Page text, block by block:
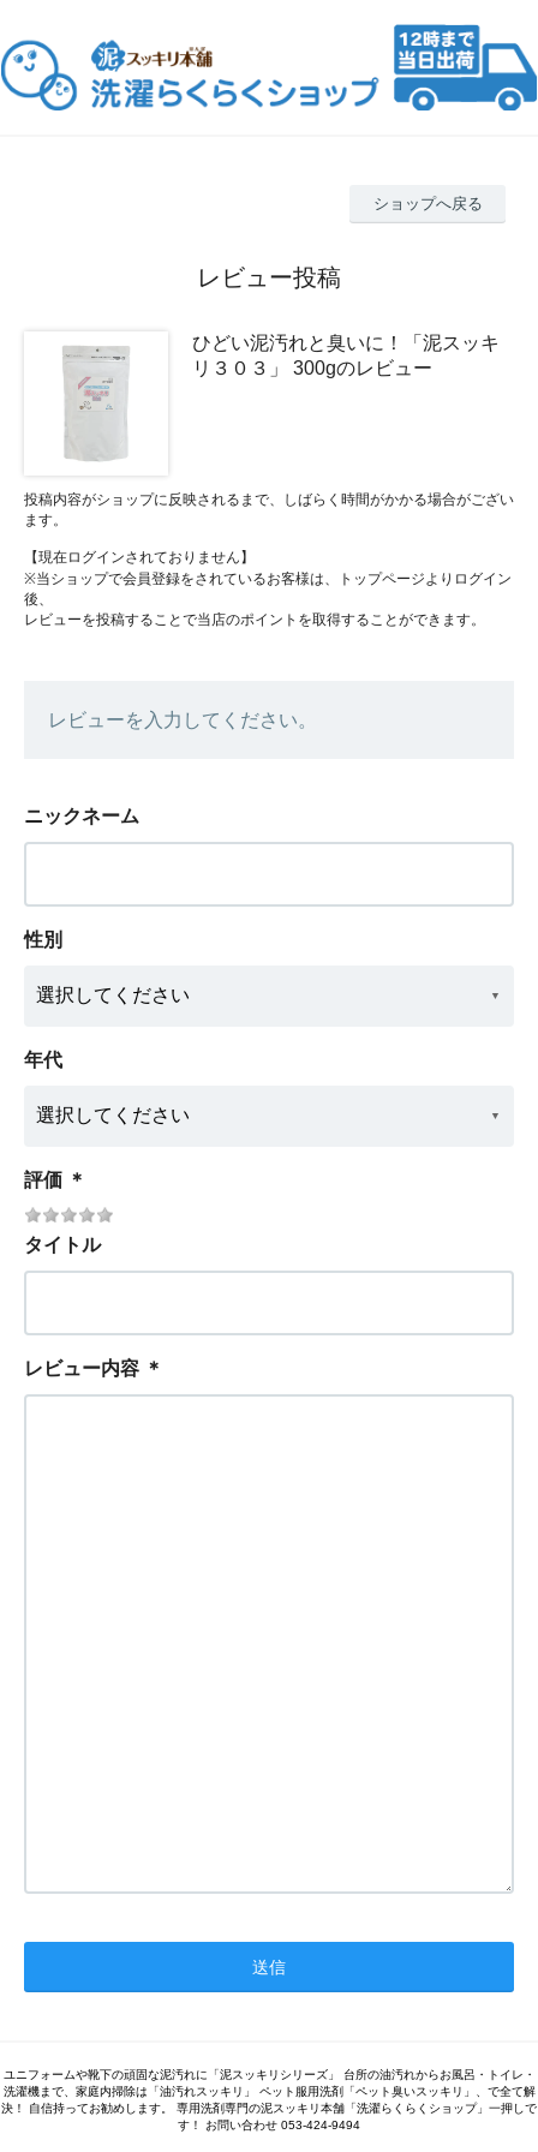
ショップへ戻る
レビュー投稿
ひどい泥汚れと臭いに！「泥スッキ
リ３０３」 300gのレビュー
投稿内容がショップに反映されるまで、しばらく時間がかかる場合がござい
ます。
【現在ログインされておりません】
※当ショップで会員登録をされているお客様は、トップページよりログイン
後、
レビューを投稿することで当店のポイントを取得することができます。
レビューを入力してください。
ニックネーム
性別
年代
評価 ＊
タイトル
レビュー内容 ＊
ユニフォームや靴下の頑固な泥汚れに「泥スッキリシリーズ」 台所の油汚れからお風呂・トイレ・
洗濯機まで、家庭内掃除は「油汚れスッキリ」 ペット服用洗剤「ペット臭いスッキリ」、で全て解
決！ 自信持ってお勧めします。 専用洗剤専門の泥スッキリ本舗「洗濯らくらくショップ」一押しで
す！ お問い合わせ 053-424-9494